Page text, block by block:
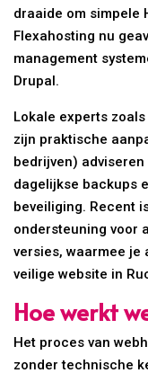
draaide om simpele
Flexahosting nu
management
Drupal.
Lokale experts
zijn praktische
bedrijven)
dagelijkse backups
beveiliging. Recent
ondersteuning voor
versies, waarmee je
veilige website in
Hoe werkt
Het proces van
zonder technische